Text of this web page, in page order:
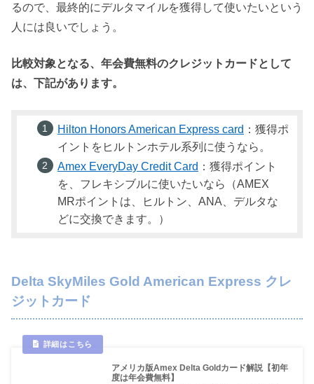
るので、最終的にデルタマイルを獲得して使いたいという
人には良いでしょう。
比較対象となる、年会費無料のクレジットカードとして
は、下記があります。
Hilton Honors American Express card ：獲得ポ
イントをヒルトンホテル系列に使うなら。
Amex EveryDay Credit Card ：獲得ポイント
を、フレキシブルに使いたいなら（AMEX
MRポイントは、ヒルトン、ANA、デルタな
どに交換できます。）
Delta SkyMiles Gold American Express クレ
ジットカード
アメリカ版Amex Delta Goldカード解説【初年
度は年会費無料】